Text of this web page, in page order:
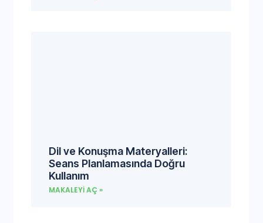
Dil ve Konuşma Materyalleri:
Seans Planlamasında Doğru
Kullanım
MAKALEYI AÇ »